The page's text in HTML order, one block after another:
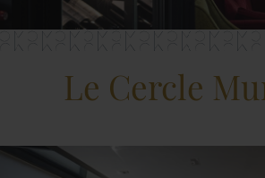
Le Cercle